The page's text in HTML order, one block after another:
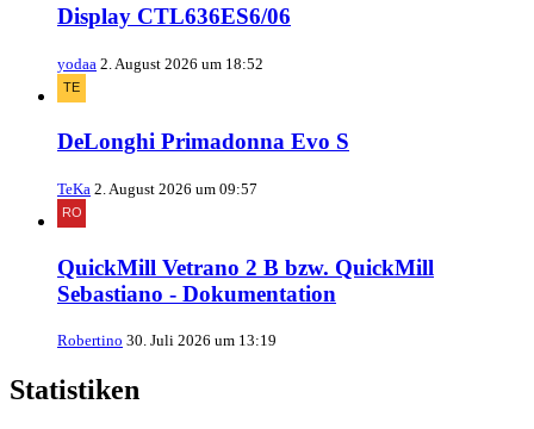
Display CTL636ES6/06
yodaa 2. August 2026 um 18:52
DeLonghi Primadonna Evo S
TeKa 2. August 2026 um 09:57
QuickMill Vetrano 2 B bzw. QuickMill
Sebastiano - Dokumentation
Robertino 30. Juli 2026 um 13:19
Statistiken